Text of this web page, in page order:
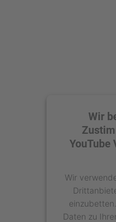
Wir
YouTube
Wir
Daten zu